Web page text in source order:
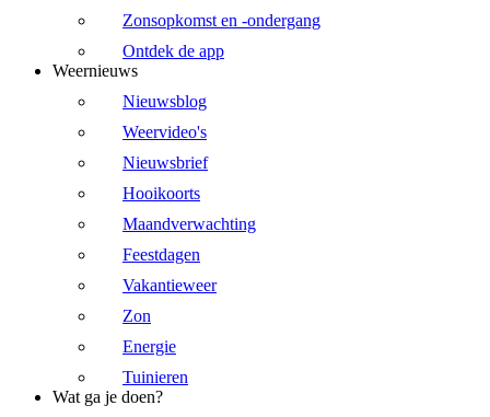
Zonsopkomst en -ondergang
Ontdek de app
Weernieuws
Nieuwsblog
Weervideo's
Nieuwsbrief
Hooikoorts
Maandverwachting
Feestdagen
Vakantieweer
Zon
Energie
Tuinieren
Wat ga je doen?